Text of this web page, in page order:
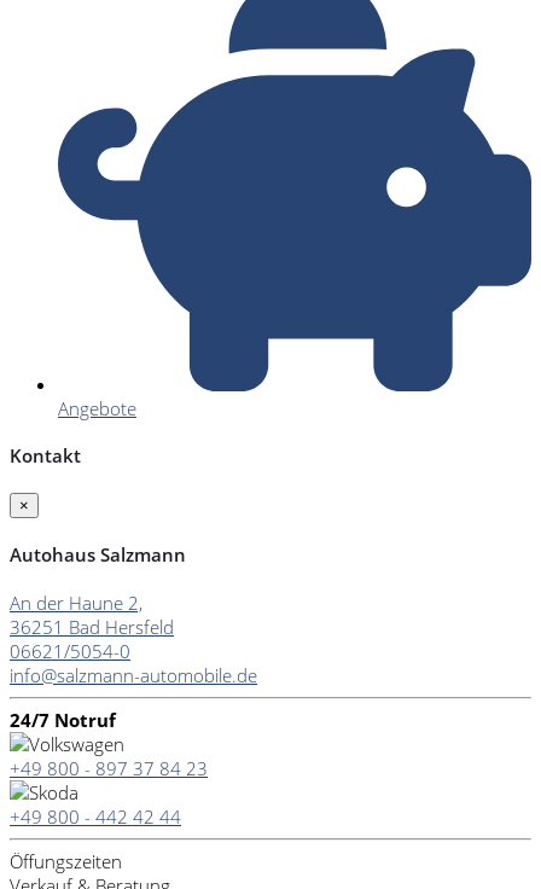
Angebote
Kontakt
×
Autohaus Salzmann
An der Haune 2,
36251 Bad Hersfeld
06621/5054-0
info@salzmann-automobile.de
24/7 Notruf
+49 800 - 897 37 84 23
+49 800 - 442 42 44
Öffungszeiten